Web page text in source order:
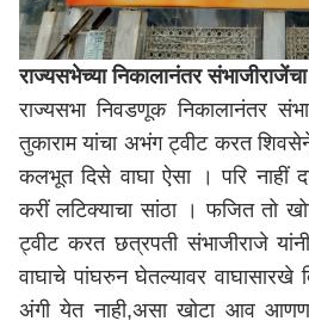
राज्यसभेच्या निकालानंतर
राज्यसभा निवडणूक निकालानंतर
तुकाराम यांचा अभंग ट्वीट करत
कलभूत दिसे वाघा ऐसा । परि नाहीं
करीं लटिक्याचा सांठा । फजित तो
ट्वीट करत छत्रपती संभाजीराजे
वाघाचे पांघरुन घेतल्यावर वाघासारखे
अंगी येत नाही,असा खोटा आव